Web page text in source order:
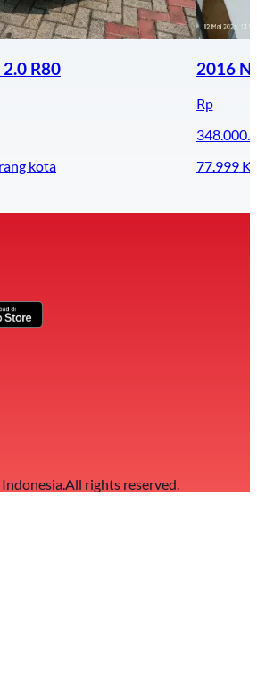
R80
kota
2016
Rp
77.999
All rights reserved.